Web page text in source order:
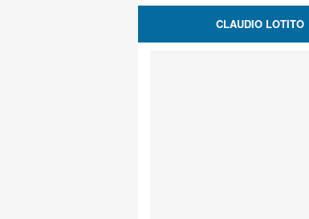
CLAUDIO LOTITO